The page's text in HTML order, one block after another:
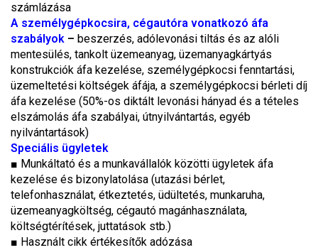
számlázása
A személygépkocsira, cégautóra vonatkozó áfa
szabályok – beszerzés, adólevonási tiltás és az alóli
mentesülés, tankolt üzemeanyag, üzemanyagkártyás
konstrukciók áfa kezelése, személygépkocsi fenntartási,
üzemeltetési költségek áfája, a személygépkocsi bérleti díj
áfa kezelése (50%-os diktált levonási hányad és a tételes
elszámolás áfa szabályai, útnyilvántartás, egyéb
nyilvántartások)
Speciális ügyletek
■ Munkáltató és a munkavállalók közötti ügyletek áfa
kezelése és bizonylatolása (utazási bérlet,
telefonhasználat, étkeztetés, üdültetés, munkaruha,
üzemeanyagköltség, cégautó magánhasználata,
költségtérítések, juttatások stb.)
■ Használt cikk értékesítők adózása